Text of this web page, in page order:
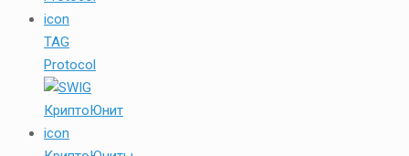
TAG
Protocol